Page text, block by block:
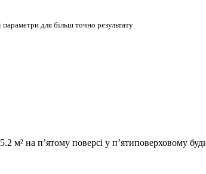
для більш точно результату
м² на п’ятому поверсі у п’ятиповерховому